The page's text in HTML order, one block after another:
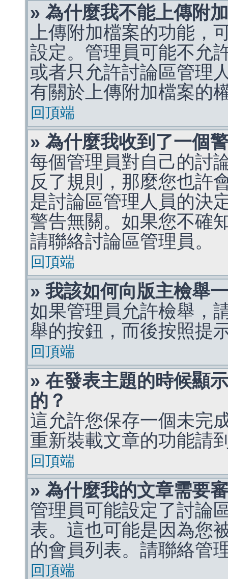
» 為什麼我不能上傳附
上傳附加檔案的功能，
設定。管理員可能不允
或者只允許討論區管理
有關於上傳附加檔案的
回頂端
» 為什麼我收到了一個
每個管理員對自己的討
反了規則，那麼您也許
是討論區管理人員的決
警告無關。如果您不確
請聯絡討論區管理員。
回頂端
» 我該如何向版主檢舉
如果管理員允許檢舉，
舉的按鈕，而後按照提
回頂端
» 在發表主題的時候顯
的？
這允許您保存一個未完
重新裝載文章的功能請
回頂端
» 為什麼我的文章需要
管理員可能設定了討論
表。這也可能是因為您
的會員列表。請聯絡管
回頂端